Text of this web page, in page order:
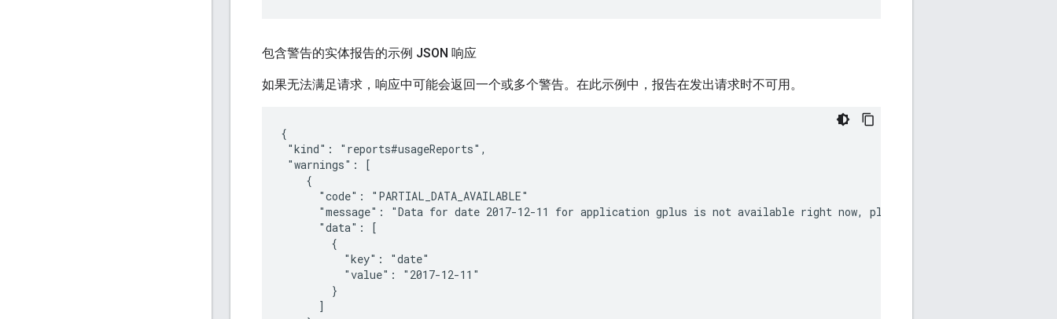
包含警告的实体报告的示例 JSON 响应
如果无法满足请求，响应中可能会返回一个或多个警告。在此示例中，报告在发出请求时不可用。
{
"kind": "reports#usageReports",
"warnings": [
    {
      "code": "PARTIAL_DATA_AVAILABLE"
"message": "Data for date 2017-12-11 for application gplus is not available right now, please try again after a few
      "data": [
        {
          "key": "date"
          "value": "2017-12-11"
        }
      ]